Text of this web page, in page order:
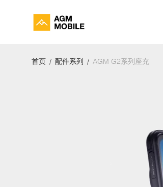
首页 / 配件系列 / AGM G2系列座充